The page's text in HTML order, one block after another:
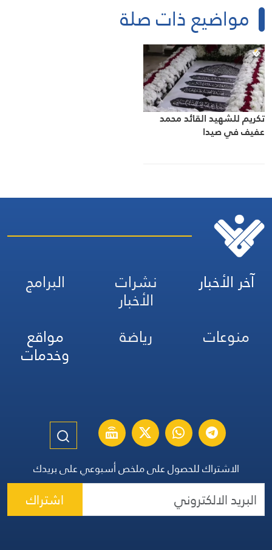
مواضيع ذات صلة
تكريم للشهيد القائد محمد
عفيف في صيدا
آخر الأخبار نشرات
الأخبار
البرامج
منوعات
رياضة مواقع
وخدمات
الاشتراك للحصول على ملخص أسبوعي على بريدك
اشتراك